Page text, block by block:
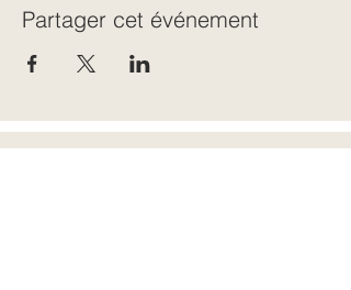
Partager cet événement